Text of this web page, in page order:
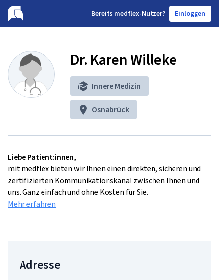
Bereits medflex-Nutzer? Einloggen
Dr. Karen Willeke
Innere Medizin
Osnabrück
Liebe Patient:innen,
mit medflex bieten wir Ihnen einen direkten, sicheren und
zertifizierten Kommunikationskanal zwischen Ihnen und
uns. Ganz einfach und ohne Kosten für Sie.
Mehr erfahren
Adresse